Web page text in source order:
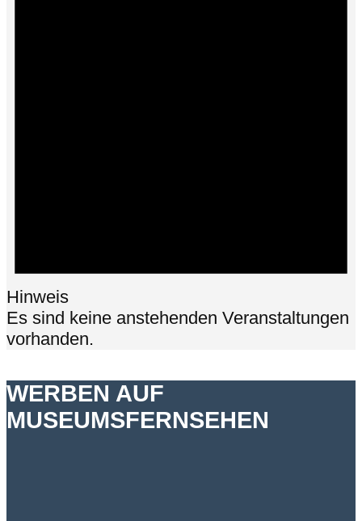
Hinweis
Es sind keine anstehenden Veranstaltungen
vorhanden.
WERBEN AUF
MUSEUMSFERNSEHEN